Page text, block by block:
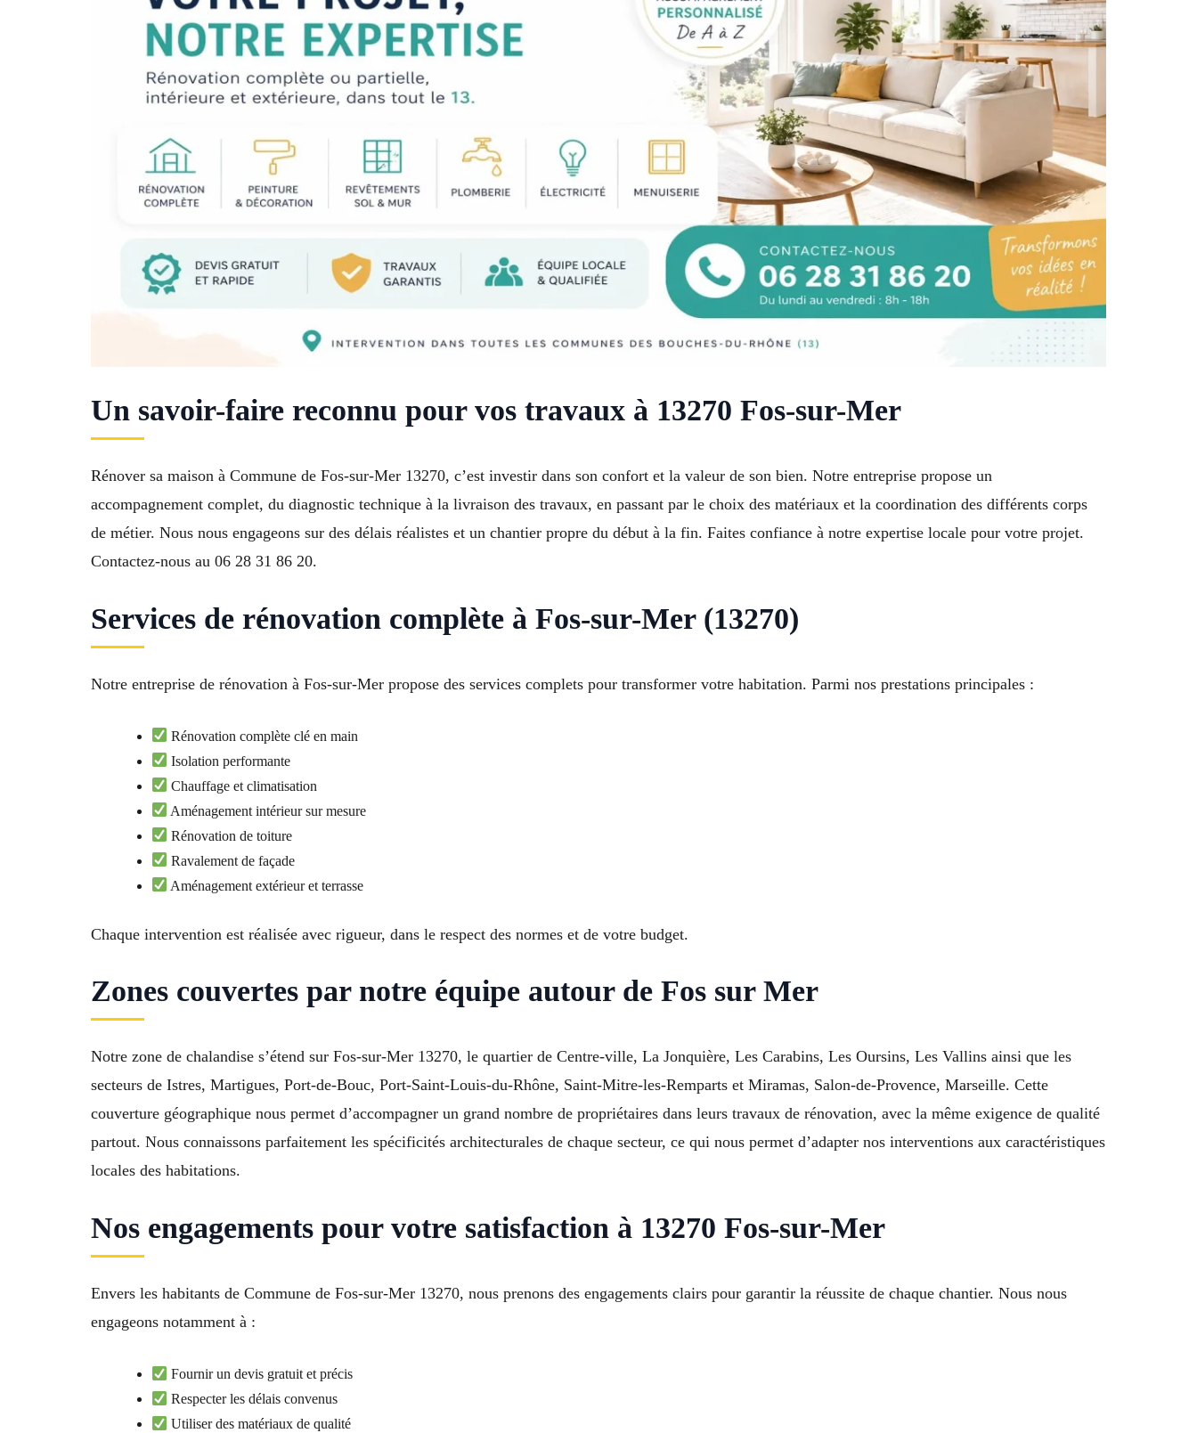
Un savoir-faire reconnu pour vos travaux à 13270 Fos-sur-Mer
Rénover sa maison à Commune de Fos-sur-Mer 13270, c’est investir dans son confort et la valeur de son bien. Notre entreprise propose un
accompagnement complet, du diagnostic technique à la livraison des travaux, en passant par le choix des matériaux et la coordination des différents corps
de métier. Nous nous engageons sur des délais réalistes et un chantier propre du début à la fin. Faites confiance à notre expertise locale pour votre projet.
Contactez-nous au 06 28 31 86 20.
Services de rénovation complète à Fos-sur-Mer (13270)
Notre entreprise de rénovation à Fos-sur-Mer propose des services complets pour transformer votre habitation. Parmi nos prestations principales :
Rénovation complète clé en main
Isolation performante
Chauffage et climatisation
Aménagement intérieur sur mesure
Rénovation de toiture
Ravalement de façade
Aménagement extérieur et terrasse
Chaque intervention est réalisée avec rigueur, dans le respect des normes et de votre budget.
Zones couvertes par notre équipe autour de Fos sur Mer
Notre zone de chalandise s’étend sur Fos-sur-Mer 13270, le quartier de Centre-ville, La Jonquière, Les Carabins, Les Oursins, Les Vallins ainsi que les
secteurs de Istres, Martigues, Port-de-Bouc, Port-Saint-Louis-du-Rhône, Saint-Mitre-les-Remparts et Miramas, Salon-de-Provence, Marseille. Cette
couverture géographique nous permet d’accompagner un grand nombre de propriétaires dans leurs travaux de rénovation, avec la même exigence de qualité
partout. Nous connaissons parfaitement les spécificités architecturales de chaque secteur, ce qui nous permet d’adapter nos interventions aux caractéristiques
locales des habitations.
Nos engagements pour votre satisfaction à 13270 Fos-sur-Mer
Envers les habitants de Commune de Fos-sur-Mer 13270, nous prenons des engagements clairs pour garantir la réussite de chaque chantier. Nous nous
engageons notamment à :
Fournir un devis gratuit et précis
Respecter les délais convenus
Utiliser des matériaux de qualité